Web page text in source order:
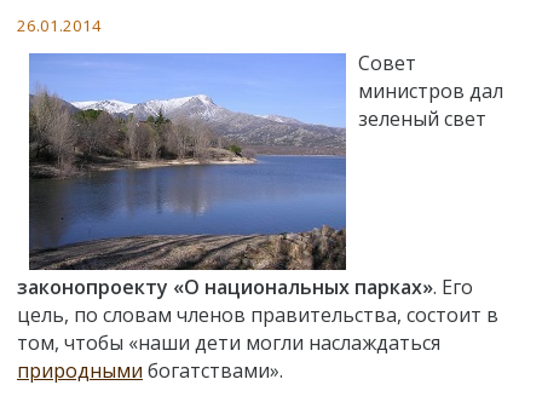
26.01.2014
Совет
министров дал
зеленый свет
законопроекту «О национальных парках». Его
цель, по словам членов правительства, состоит в
том, чтобы «наши дети могли наслаждаться
природными богатствами».